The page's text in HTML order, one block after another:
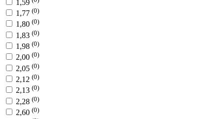
1,59
1,77 (0)
1,80 (0)
1,83 (0)
1,98 (0)
2,00 (0)
2,05 (0)
2,12 (0)
2,13 (0)
2,28 (0)
2,60 (0)